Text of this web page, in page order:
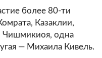
более 80-ти
Казаклии,
Чишмикиоя, одна
— Михаила Кивель.